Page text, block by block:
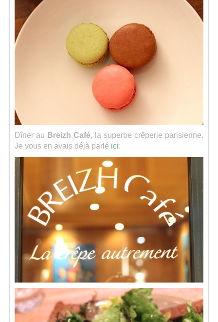
Dîner au Breizh Café, la superbe crêperie parisienne.
Je vous en avais déjà parlé ici: